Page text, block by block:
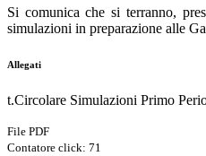
Si comunica che si terranno,
simulazioni in preparazione alle
Allegati
t.Circolare Simulazioni Primo
File PDF
Contatore click: 71